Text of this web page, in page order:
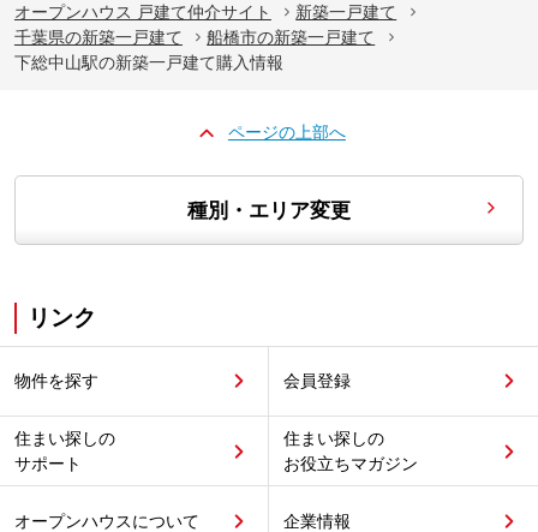
オープンハウス 戸建て仲介サイト
新築一戸建て
千葉県の新築一戸建て
船橋市の新築一戸建て
下総中山駅の新築一戸建て購入情報
ページの上部へ
種別・エリア変更
リンク
物件を探す 会員登録
住まい探しの
サポート
住まい探しの
お役立ちマガジン
オープンハウスについて 企業情報